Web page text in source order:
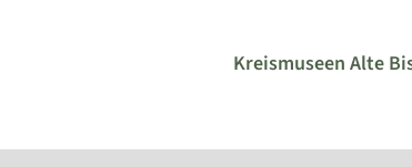
Kreismuseen Alte